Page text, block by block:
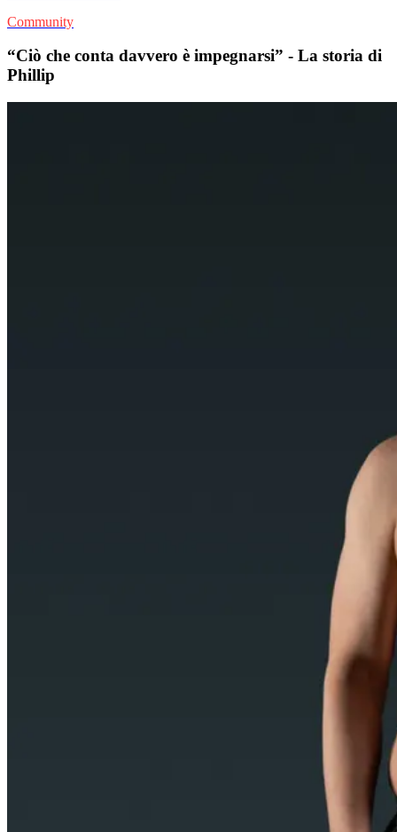
Community
“Ciò che conta davvero è impegnarsi” - La storia di
Phillip